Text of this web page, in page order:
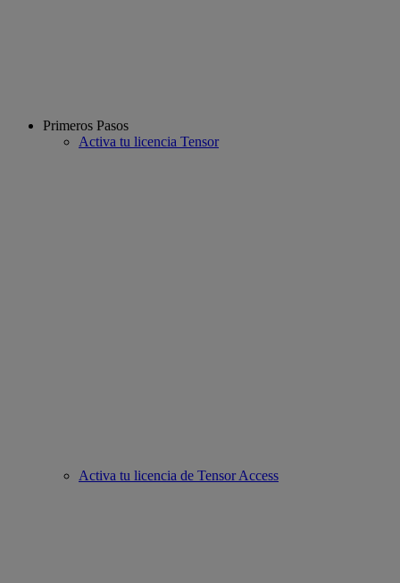
Primeros Pasos
Activa tu licencia Tensor
Activa tu licencia de Tensor Access